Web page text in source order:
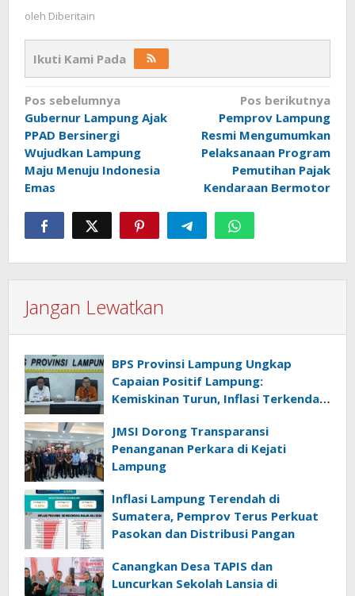
oleh Diberitain
Ikuti Kami Pada
Navigasi
pos
Pos sebelumnya
Gubernur Lampung Ajak
PPAD Bersinergi
Wujudkan Lampung
Maju Menuju Indonesia
Emas
Pos berikutnya
Pemprov Lampung
Resmi Mengumumkan
Pelaksanaan Program
Pemutihan Pajak
Kendaraan Bermotor
Jangan Lewatkan
BPS Provinsi Lampung Ungkap
Capaian Positif Lampung:
Kemiskinan Turun, Inflasi Terkendali,
JMSI Dorong Transparansi
Penanganan Perkara di Kejati
Lampung
Inflasi Lampung Terendah di
Sumatera, Pemprov Terus Perkuat
Pasokan dan Distribusi Pangan
Canangkan Desa TAPIS dan
Luncurkan Sekolah Lansia di